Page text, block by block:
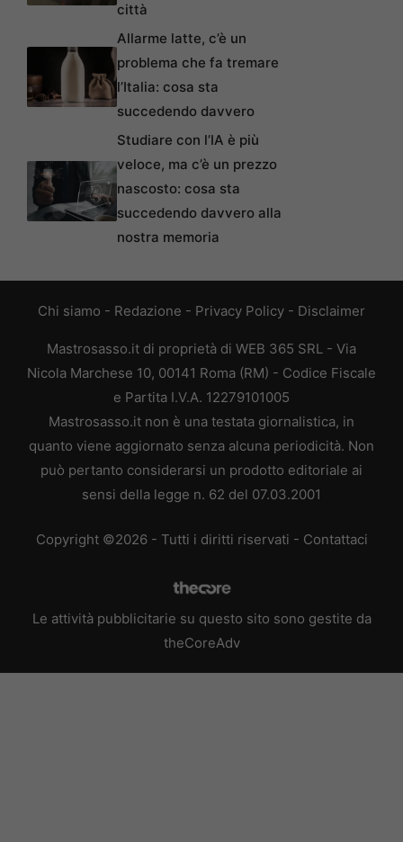
città
Allarme latte, c’è un
problema che fa tremare
l’Italia: cosa sta
succedendo davvero
Studiare con l’IA è più
veloce, ma c’è un prezzo
nascosto: cosa sta
succedendo davvero alla
nostra memoria
Chi siamo - Redazione - Privacy Policy - Disclaimer
Mastrosasso.it di proprietà di WEB 365 SRL - Via
Nicola Marchese 10, 00141 Roma (RM) - Codice Fiscale
e Partita I.V.A. 12279101005
Mastrosasso.it non è una testata giornalistica, in
quanto viene aggiornato senza alcuna periodicità. Non
può pertanto considerarsi un prodotto editoriale ai
sensi della legge n. 62 del 07.03.2001
Copyright ©2026 - Tutti i diritti riservati - Contattaci
Le attività pubblicitarie su questo sito sono gestite da
theCoreAdv